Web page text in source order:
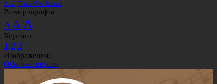
Arial Times New Roman
Размер шрифта
A AA
Кернинг
1 2 3
Изображения:
Обычная версия